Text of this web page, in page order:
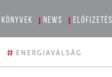
News Előfizetés
# ENERGIAVÁLSÁG